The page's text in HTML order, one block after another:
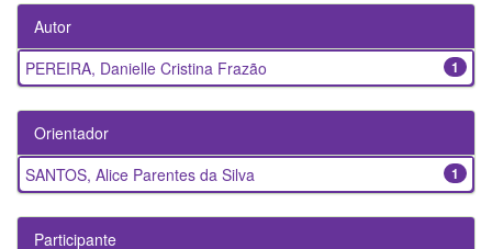
Autor
1
PEREIRA, Danielle Cristina Frazão
Orientador
1
SANTOS, Alice Parentes da Silva
Participante